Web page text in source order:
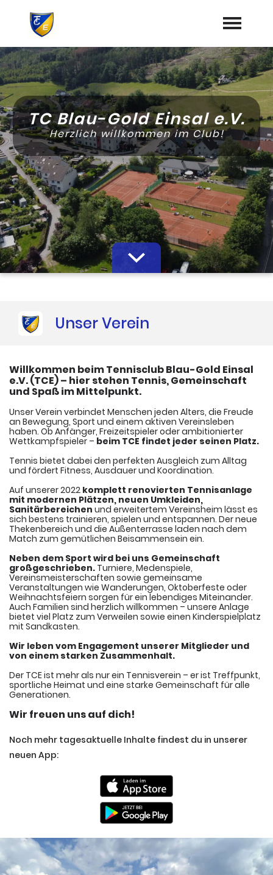
Startseite
Aktuelles
Termine
Jugend
Training
Vorstand
Dokumente
Mannschaften
Vereinskalender
TC Blau-Gold Einsal e.V.
Herzlich willkommen im Club!
Unser Verein
​Willkommen beim Tennisclub Blau-Gold Einsal
e.V. (TCE) – hier stehen Tennis, Gemeinschaft
und Spaß im Mittelpunkt.
​Unser Verein verbindet Menschen jeden Alters, die Freude
an Bewegung, Sport und einem aktiven Vereinsleben
haben. Ob Anfänger, Freizeitspieler oder ambitionierter
Wettkampfspieler – beim TCE findet jeder seinen Platz.
Tennis bietet dabei den perfekten Ausgleich zum Alltag
und fördert Fitness, Ausdauer und Koordination.
​Auf unserer 2022 komplett renovierten Tennisanlage
mit modernen Plätzen, neuen Umkleiden,
Sanitärbereichen und erweitertem Vereinsheim lässt es
sich bestens trainieren, spielen und entspannen. Der neue
Thekenbereich und die Außenterrasse laden nach dem
Match zum gemütlichen Beisammensein ein.
Neben dem Sport wird bei uns Gemeinschaft
großgeschrieben. Turniere, Medenspiele,
Vereinsmeisterschaften sowie gemeinsame
Veranstaltungen wie Wanderungen, Oktoberfeste oder
Weihnachtsfeiern sorgen für ein lebendiges Miteinander.
Auch Familien sind herzlich willkommen – unsere Anlage
bietet viel Platz zum Verweilen sowie einen Kinderspielplatz
mit Sandkasten.
Wir leben vom Engagement unserer Mitglieder und
von einem starken Zusammenhalt.
Der TCE ist mehr als nur ein Tennisverein – er ist Treffpunkt,
sportliche Heimat und eine starke Gemeinschaft für alle
Generationen.
Wir freuen uns auf dich!
Noch mehr tagesaktuelle Inhalte findest du in unserer
neuen App: